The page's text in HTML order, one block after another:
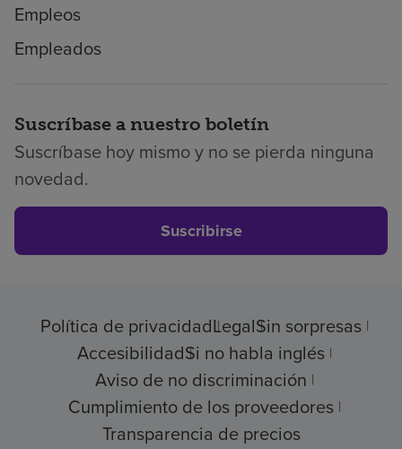
Empleos
Empleados
Suscríbase a nuestro boletín
Suscríbase hoy mismo y no se pierda ninguna
novedad.
Suscribirse
Política de privacidadLegalSin sorpresas
AccesibilidadSi no habla inglés
Aviso de no discriminación
Cumplimiento de los proveedores
Transparencia de precios